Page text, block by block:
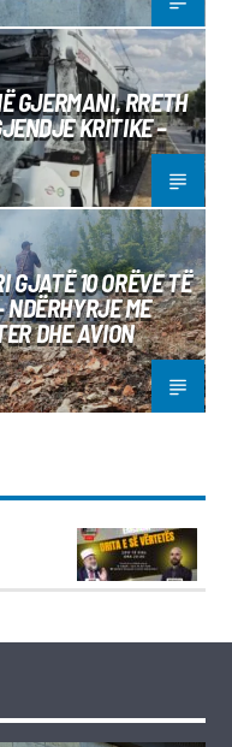
GJERMANI, RRETH
KRITIKE –
GJATË 10 ORËVE TË
ME
DHE AVION